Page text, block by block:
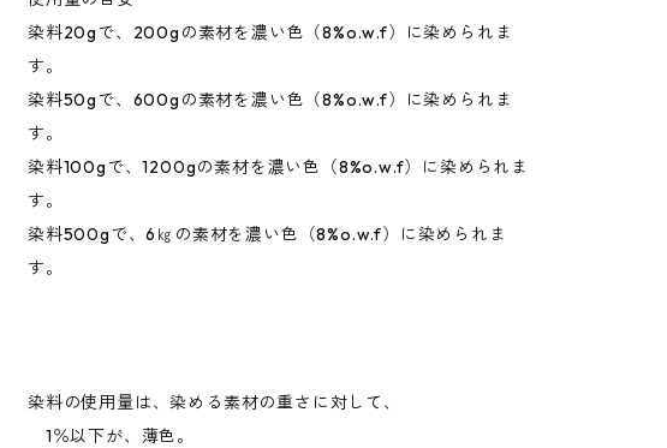
染料20gで、200gの素材を濃い色（8%o.w.f）に染められま
す。
染料50gで、600gの素材を濃い色（8%o.w.f）に染められま
す。
染料100gで、1200gの素材を濃い色（8%o.w.f）に染められま
す。
染料500gで、6㎏の素材を濃い色（8%o.w.f）に染められま
す。
染料の使用量は、染める素材の重さに対して、
1％以下が、薄色。